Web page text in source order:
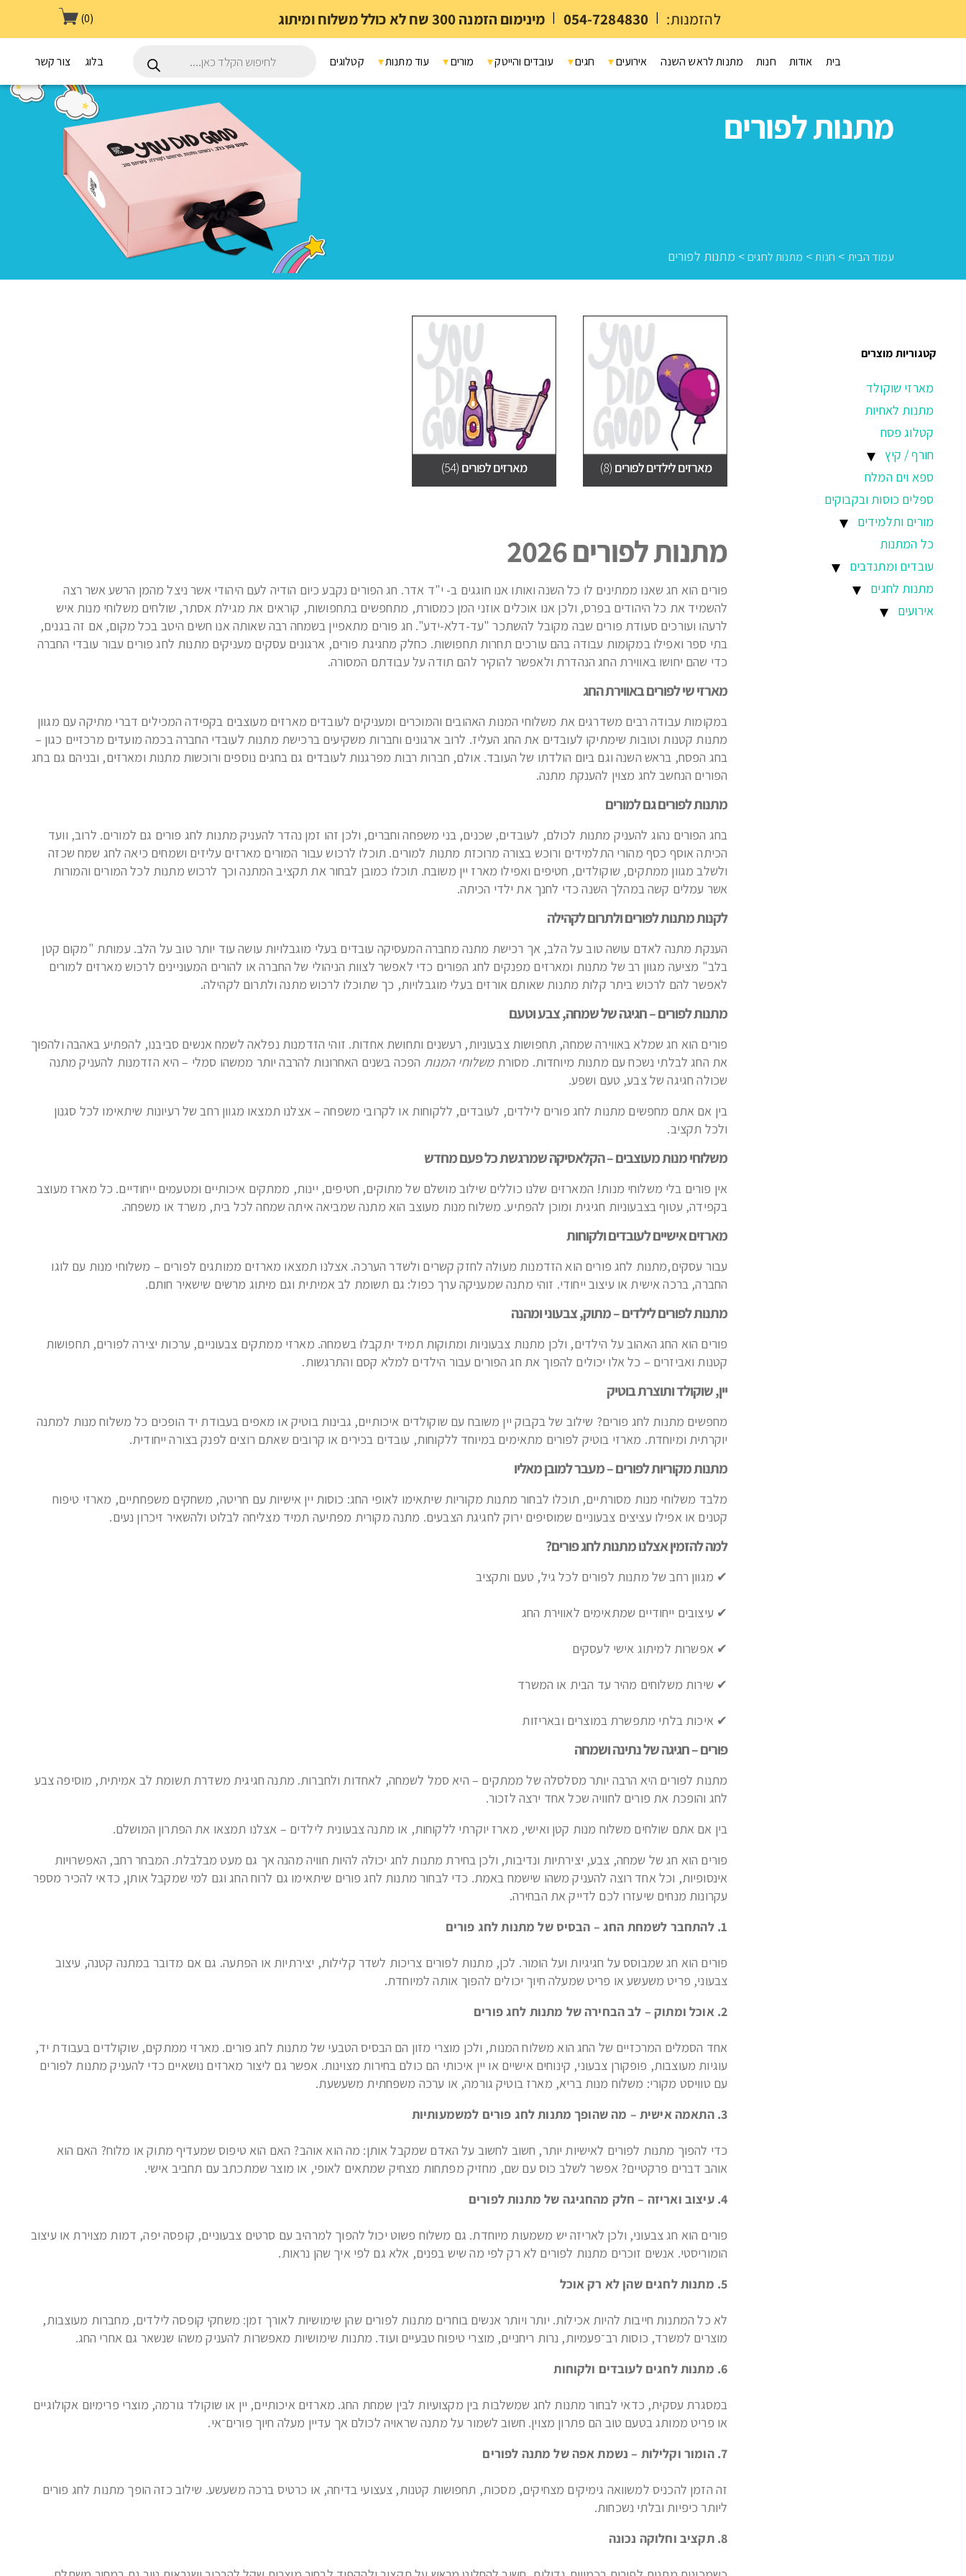
להזמנות: |
054-7284830
| מינימום הזמנה 300 שח לא כולל משלוח ומיתוג (0)
בית אודות חנות מתנות לראש השנה אירועים חגים עובדים והייטק מורים עוד מתנות קטלוגים בלוג צור קשר
מתנות לפורים
עמוד הבית > חנות> מתנות לחגים> מתנות לפורים
קטגוריות מוצרים
מארזי שוקולד
מתנות לאחיות
קטלוג פסח
חורף / קיץ
ספא וים המלח
ספלים כוסות ובקבוקים
מורים ותלמידים
כל המתנות
עובדים ומתנדבים
מתנות לחגים
אירועים
מארזים לילדים לפורים (8) מארזים לפורים (54)
מתנות לפורים 2026
פורים הוא חג שאנו ממתינים לו כל השנה ואותו אנו חוגגים ב- י"ד אדר. חג הפורים נקבע כיום הודיה לעם היהודי אשר ניצל מהמן הרשע אשר רצה
להשמיד את כל היהודים בפרס, ולכן אנו אוכלים אוזני המן כמסורת, מתחפשים בתחפושות, קוראים את מגילת אסתר, שולחים משלוחי מנות איש
לרעהו ועורכים סעודת פורים שבה מקובל להשתכר "עד-דלֹא-ידע". חג פורים מתאפיין בשמחה רבה שאותה אנו חשים היטב בכל מקום, אם זה בגנים,
בתי ספר ואפילו במקומות עבודה בהם עורכים תחרות תחפושות. כחלק מחגיגת פורים, ארגונים עסקים מעניקים מתנות לחג פורים עבור עובדי החברה
כדי שהם יחושו באווירת החג הנהדרת ולאפשר להוקיר להם תודה על עבודתם המסורה.
מארזי שי לפורים באווירת החג
במקומות עבודה רבים משדרגים את משלוחי המנות האהובים והמוכרים ומעניקים לעובדים מארזים מעוצבים בקפידה המכילים דברי מתיקה עם מגוון
מתנות קטנות וטובות שימתיקו לעובדים את החג העליז. לרוב ארגונים וחברות משקיעים ברכישת מתנות לעובדי החברה בכמה מועדים מרכזיים כגון –
בחג הפסח, בראש השנה וגם ביום הולדתו של העובד. אולם, חברות רבות מפרגנות לעובדים גם בחגים נוספים ורוכשות מתנות ומארזים, ובניהם גם בחג
הפורים הנחשב לחג מצוין להענקת מתנה.
מתנות לפורים גם למורים
בחג הפורים נהוג להעניק מתנות לכולם, לעובדים, שכנים, בני משפחה וחברים, ולכן זהו זמן נהדר להעניק מתנות לחג פורים גם למורים. לרוב, וועד
הכיתה אוסף כסף מהורי התלמידים ורוכש בצורה מרוכזת מתנות למורים. תוכלו לרכוש עבור המורים מארזים עליזים ושמחים כיאה לחג שמח שכזה
ולשלב מגוון ממתקים, שוקולדים, חטיפים ואפילו מארז יין משובח. תוכלו כמובן לבחור את תקציב המתנה וכך לרכוש מתנות לכל המורים והמורות
אשר עמלים קשה במהלך השנה כדי לחנך את ילדי הכיתה.
לקנות מתנות לפורים ולתרום לקהילה
הענקת מתנה לאדם עושה טוב על הלב, אך רכישת מתנה מחברה המעסיקה עובדים בעלי מוגבלויות עושה עוד יותר טוב על הלב. עמותת "מקום קטן
בלב" מציעה מגוון רב של מתנות ומארזים מפנקים לחג הפורים כדי לאפשר לצוות הניהולי של החברה או להורים המעוניינים לרכוש מארזים למורים
לאפשר להם לרכוש ביתר קלות מתנות שאותם אורזים בעלי מוגבלויות, כך שתוכלו לרכוש מתנה ולתרום לקהילה.
מתנות לפורים – חגיגה של שמחה, צבע וטעם
פורים הוא חג שמלא באווירה שמחה, תחפושות צבעוניות, רעשנים ותחושת אחדות. זוהי הזדמנות נפלאה לשמח אנשים סביבנו, להפתיע באהבה ולהפוך
את החג לבלתי נשכח עם מתנות מיוחדות. מסורתמשלוחי המנות הפכה בשנים האחרונות להרבה יותר ממשהו סמלי – היא הזדמנות להעניק מתנה
שכולה חגיגה של צבע, טעם ושפע.
בין אם אתם מחפשים מתנות לחג פורים לילדים, לעובדים, ללקוחות או לקרובי משפחה – אצלנו תמצאו מגוון רחב של רעיונות שיתאימו לכל סגנון
ולכל תקציב.
משלוחי מנות מעוצבים – הקלאסיקה שמרגשת כל פעם מחדש
אין פורים בלי משלוחי מנות! המארזים שלנו כוללים שילוב מושלם של מתוקים, חטיפים, יינות, ממתקים איכותיים ומטעמים ייחודיים. כל מארז מעוצב
בקפידה, עטוף בצבעוניות חגיגית ומוכן להפתיע. משלוח מנות מעוצב הוא מתנה שמביאה איתה שמחה לכל בית, משרד או משפחה.
מארזים אישיים לעובדים ולקוחות
עבור עסקים,מתנות לחג פורים הוא הזדמנות מעולה לחזק קשרים ולשדר הערכה. אצלנו תמצאו מארזים ממותגים לפורים – משלוחי מנות עם לוגו
החברה, ברכה אישית או עיצוב ייחודי. זוהי מתנה שמעניקה ערך כפול: גם תשומת לב אמיתית וגם מיתוג מרשים שישאיר חותם.
מתנות לפורים לילדים – מתוק, צבעוני ומהנה
פורים הוא החג האהוב על הילדים, ולכן מתנות צבעוניות ומתוקות תמיד יתקבלו בשמחה. מארזי ממתקים צבעוניים, ערכות יצירה לפורים, תחפושות
קטנות ואביזרים – כל אלו יכולים להפוך את חג הפורים עבור הילדים למלא קסם והתרגשות.
יין, שוקולד ותוצרת בוטיק
מחפשים מתנות לחג פורים? שילוב של בקבוק יין משובח עם שוקולדים איכותיים, גבינות בוטיק או מאפים בעבודת יד הופכים כל משלוח מנות למתנה
יוקרתית ומיוחדת. מארזי בוטיק לפורים מתאימים במיוחד ללקוחות, עובדים בכירים או קרובים שאתם רוצים לפנק בצורה ייחודית.
מתנות מקוריות לפורים – מעבר למובן מאליו
מלבד משלוחי מנות מסורתיים, תוכלו לבחור מתנות מקוריות שיתאימו לאופי החג: כוסות יין אישיות עם חריטה, משחקים משפחתיים, מארזי טיפוח
קטנים או אפילו עציצים צבעוניים שמוסיפים ירוק לחגיגת הצבעים. מתנה מקורית מפתיעה תמיד מצליחה לבלוט ולהשאיר זיכרון נעים.
למה להזמין אצלנו מתנות לחג פורים?
✔ מגוון רחב של מתנות לפורים לכל גיל, טעם ותקציב
✔ עיצובים ייחודיים שמתאימים לאווירת החג
✔ אפשרות למיתוג אישי לעסקים
✔ שירות משלוחים מהיר עד הבית או המשרד
✔ איכות בלתי מתפשרת במוצרים ובאריזות
פורים – חגיגה של נתינה ושמחה
מתנות לפורים היא הרבה יותר מסלסלה של ממתקים – היא סמל לשמחה, לאחדות ולחברות. מתנה חגיגית משדרת תשומת לב אמיתית, מוסיפה צבע
לחג והופכת את פורים לחוויה שכל אחד ירצה לזכור.
בין אם אתם שולחים משלוח מנות קטן ואישי, מארז יוקרתי ללקוחות, או מתנה צבעונית לילדים – אצלנו תמצאו את הפתרון המושלם.
פורים הוא חג של שמחה, צבע, יצירתיות ונדיבות, ולכן בחירת מתנות לחג יכולה להיות חוויה מהנה אך גם מעט מבלבלת. המבחר רחב, האפשרויות
אינסופיות, וכל אחד רוצה להעניק משהו שישמח באמת. כדי לבחור מתנות לחג פורים שיתאימו גם לרוח החג וגם למי שמקבל אותן, כדאי להכיר מספר
עקרונות מנחים שיעזרו לכם לדייק את הבחירה.
1. להתחבר לשמחת החג – הבסיס של מתנות לחג פורים
פורים הוא חג שמבוסס על חגיגיות ועל הומור. לכן, מתנות לפורים צריכות לשדר קלילות, יצירתיות או הפתעה. גם אם מדובר במתנה קטנה, עיצוב
צבעוני, פריט משעשע או פריט שמעלה חיוך יכולים להפוך אותה למיוחדת.
2. אוכל ומתוק – לב הבחירה של מתנות לחג פורים
אחד הסמלים המרכזיים של החג הוא משלוח המנות, ולכן מוצרי מזון הם הבסיס הטבעי של מתנות לחג פורים. מארזי ממתקים, שוקולדים בעבודת יד,
עוגיות מעוצבות, פופקורן צבעוני, קינוחים אישיים או יין איכותי הם כולם בחירות מצוינות. אפשר גם ליצור מארזים נושאיים כדי להעניק מתנות לפורים
עם טוויסט מקורי: משלוח מנות בריא, מארז בוטיק גורמה, או ערכה משפחתית משעשעת.
3. התאמה אישית – מה שהופך מתנות לחג פורים למשמעותיות
כדי להפוך מתנות לפורים לאישיות יותר, חשוב לחשוב על האדם שמקבל אותן: מה הוא אוהב? האם הוא טיפוס שמעדיף מתוק או מלוח? האם הוא
אוהב דברים פרקטיים? אפשר לשלב כוס עם שם, מחזיק מפתחות מצחיק שמתאים לאופי, או מוצר שמתכתב עם תחביב אישי.
4. עיצוב ואריזה – חלק מהחגיגה של מתנות לפורים
פורים הוא חג צבעוני, ולכן לאריזה יש משמעות מיוחדת. גם משלוח פשוט יכול להפוך למרהיב עם סרטים צבעוניים, קופסה יפה, דמות מצוירת או עיצוב
הומוריסטי. אנשים זוכרים מתנות לפורים לא רק לפי מה שיש בפנים, אלא גם לפי איך שהן נראות.
5. מתנות לחגים שהן לא רק אוכל
לא כל המתנות חייבות להיות אכילות. יותר ויותר אנשים בוחרים מתנות לפורים שהן שימושיות לאורך זמן: משחקי קופסה לילדים, מחברות מעוצבות,
מוצרים למשרד, כוסות רב־פעמיות, נרות ריחניים, מוצרי טיפוח טבעיים ועוד. מתנות שימושיות מאפשרות להעניק משהו שנשאר גם אחרי החג.
6. מתנות לחגים לעובדים ולקוחות
במסגרת עסקית, כדאי לבחור מתנות לחג שמשלבות בין מקצועיות לבין שמחת החג. מארזים איכותיים, יין או שוקולד גורמה, מוצרי פרימיום אקולוגיים
או פריט ממותג בטעם טוב הם פתרון מצוין. חשוב לשמור על מתנה שראויה לכולם אך עדיין מעלה חיוך פורים־אי.
7. הומור וקלילות – נשמת אפה של מתנה לפורים
זה הזמן להכניס למשוואה גימיקים מצחיקים, מסכות, תחפושות קטנות, צעצועי בדיחה, או כרטיס ברכה משעשע. שילוב כזה הופך מתנות לחג פורים
ליותר כיפיות ובלתי נשכחות.
8. תקציב וחלוקה נכונה